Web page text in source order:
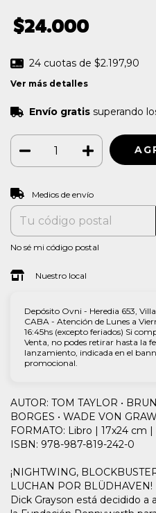
$24.000
24 cuotas de $2.197,90
Ver más detalles
Envío gratis superando
Entregas para el CP:
Medios de envío
No sé mi código postal
Nuestro local
Depósito Ovni - Heredia 653,
CABA - Atención de Lunes a
16:45hs (excepto feriados) Si
Venta, no podes retirar hasta la
lanzamiento, indicada en el
promocional.
AUTOR: TOM TAYLOR •
BORGES • WADE VON
FORMATO: Libro | 17x24 cm |
ISBN: 978-987-819-242-0
¡NIGHTWING,
LUCHAN POR BLÜDHAVEN!
Dick Grayson está decidido a